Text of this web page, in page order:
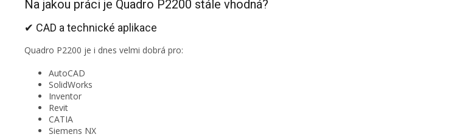
Na jakou práci je Quadro P2200 stále vhodná?
✔ CAD a technické aplikace
Quadro P2200 je i dnes velmi dobrá pro:
AutoCAD
SolidWorks
Inventor
Revit
CATIA
Siemens NX